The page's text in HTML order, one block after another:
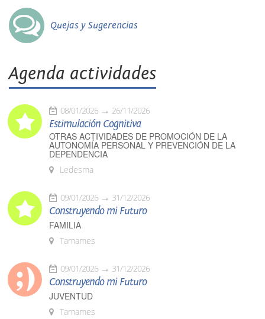
Quejas y Sugerencias
Agenda actividades
08/01/2026 26/11/2026
Estimulación Cognitiva
OTRAS ACTIVIDADES DE PROMOCIÓN DE LA
AUTONOMÍA PERSONAL Y PREVENCIÓN DE LA
DEPENDENCIA
Ledesma
09/01/2026 31/12/2026
Construyendo mi Futuro
FAMILIA
Tamames
09/01/2026 31/12/2026
Construyendo mi Futuro
JUVENTUD
Tamames